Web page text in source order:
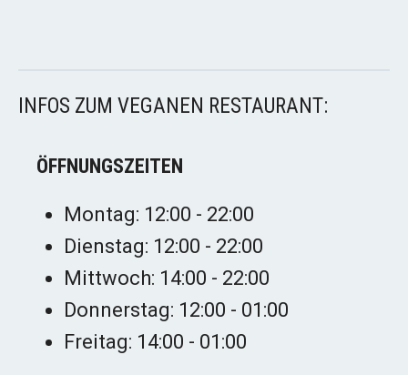
INFOS ZUM VEGANEN RESTAURANT:
ÖFFNUNGSZEITEN
Montag: 12:00 - 22:00
Dienstag: 12:00 - 22:00
Mittwoch: 14:00 - 22:00
Donnerstag: 12:00 - 01:00
Freitag: 14:00 - 01:00